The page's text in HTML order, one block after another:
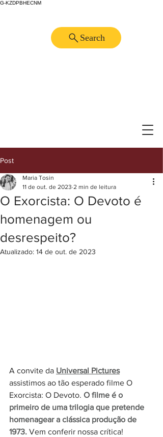
G-KZDPBHECNM
Search
Post
O Exorcista: O Devoto é
homenagem ou
desrespeito?
Maria Tosin
11 de out. de 2023 2 min de leitura
Atualizado: 14 de out. de 2023
A convite da Universal Pictures
assistimos ao tão esperado filme O
Exorcista: O Devoto. O filme é o
primeiro de uma trilogia que pretende
homenagear a clássica produção de
1973. Vem conferir nossa crítica!